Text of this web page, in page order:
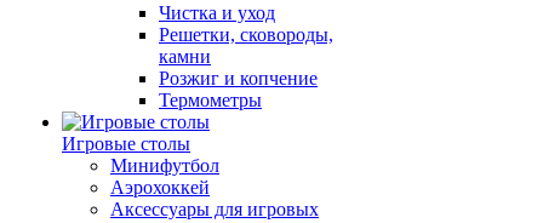
Чистка и уход
Решетки, сковороды,
камни
Розжиг и копчение
Термометры
Игровые столы
Минифутбол
Аэрохоккей
Аксессуары для игровых